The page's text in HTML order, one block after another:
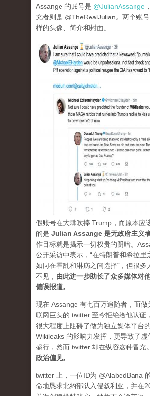
Assange 的账号是 @JulianAssange
充者则是 @TheRealJulian。两个账
样的头像、简介和封面。
假账号在大肆吹捧 Trump，而原本应
的是 Julian Assange 是无政府主义
作目标就是揭示一切权贵的阴暗。
公开采访中表示，“在特朗普和希拉里
如同在霍乱和淋病之间选择”，但很多
不见， 由此进一步助长了众多媒体对
偏误报道。
现在 Assange 有七百万追随者，而做
联网巨头的 twitter 至今拒绝给他认证
很大程度上阻碍了做为独立媒体平台的
Wikileaks 的影响力发挥，更导致了虚
盛行，然而 twitter 却在纵容这种冒充。
政治偏见。
twitter 上，一位ID为 @AlabedBana
命地恳求北约部队入侵叙利亚，并在